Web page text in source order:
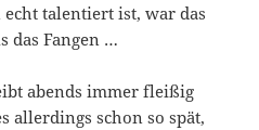
talentiert ist, war das
das Fangen …
abends immer fleißig
allerdings schon so spät,